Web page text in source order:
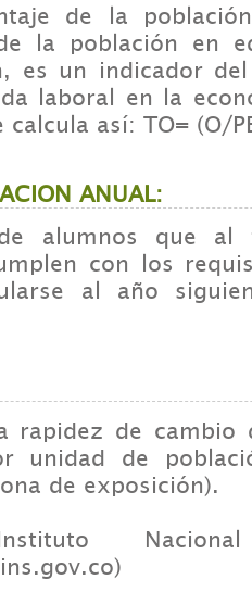
de la
la población en
es un indicador
laboral en la
calcula así: TO= (O/
ANUAL:
alumnos que
con los
al año
rapidez de cambio
unidad de
de exposición).